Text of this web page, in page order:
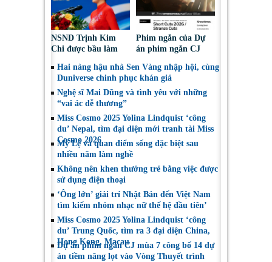
NSND Trịnh Kim
Chi được bầu làm
Nghệ sĩ Sân khấu
Việt Nam
Phim ngắn của Dự
án phim ngắn CJ
tại LHP quốc tế
Toronto 2026
Hai nàng hậu nhà Sen Vàng nhập hội, cùng
Duniverse chinh phục khán giả
Nghệ sĩ Mai Dũng và tình yêu với những
“vai ác dễ thương”
Miss Cosmo 2025 Yolina Lindquist ‘công
du’ Nepal, tìm đại diện mới tranh tài Miss
Cosmo 2026
Mỹ Lệ và quan điểm sống đặc biệt sau
nhiều năm làm nghề
Không nên khen thưởng trẻ bằng việc được
sử dụng điện thoại
‘Ông lớn’ giải trí Nhật Bản đến Việt Nam
tìm kiếm nhóm nhạc nữ thế hệ đầu tiên’
Miss Cosmo 2025 Yolina Lindquist ‘công
du’ Trung Quốc, tìm ra 3 đại diện China,
Hong Kong, Macau
Dự án phim ngắn CJ mùa 7 công bố 14 dự
án tiềm năng lọt vào Vòng Thuyết trình